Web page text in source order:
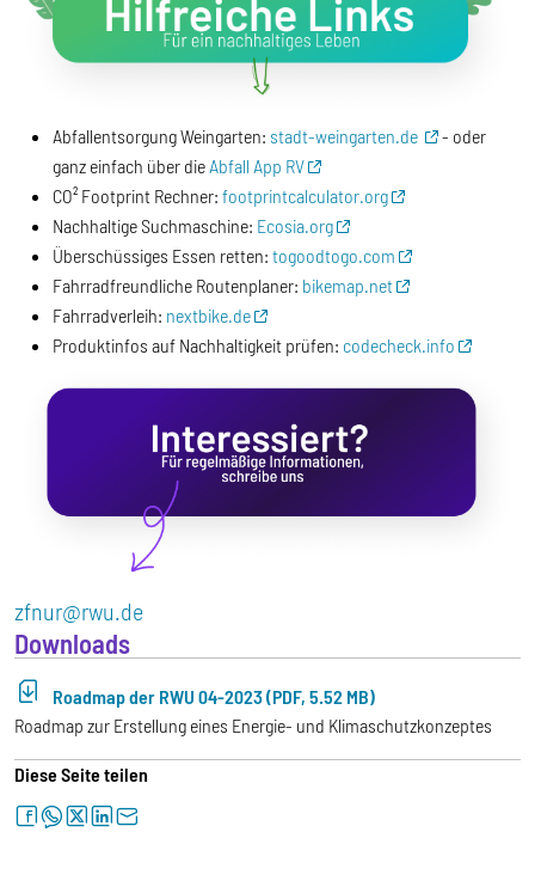
Abfallentsorgung Weingarten: stadt-weingarten.de
- oder
ganz einfach über die Abfall App RV
CO² Footprint Rechner: footprintcalculator.org
Nachhaltige Suchmaschine: Ecosia.org
Überschüssiges Essen retten: togoodtogo.com
Fahrradfreundliche Routenplaner: bikemap.net
Fahrradverleih: nextbike.de
Produktinfos auf Nachhaltigkeit prüfen: codecheck.info
zfnur@rwu.de
Downloads
Roadmap der RWU 04-2023 (PDF, 5.52 MB)
Roadmap zur Erstellung eines Energie- und Klimaschutzkonzeptes
Diese Seite teilen
facebookwhatsapptwitterlinkedinletter